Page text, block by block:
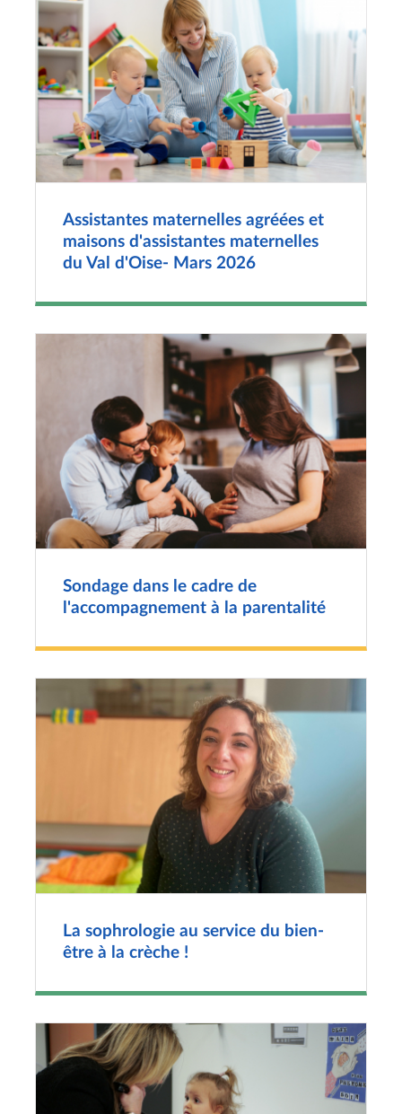
Assistantes maternelles agréées et
maisons d'assistantes maternelles
du Val d'Oise- Mars 2026
Sondage dans le cadre de
l'accompagnement à la parentalité
La sophrologie au service du bien-
être à la crèche !